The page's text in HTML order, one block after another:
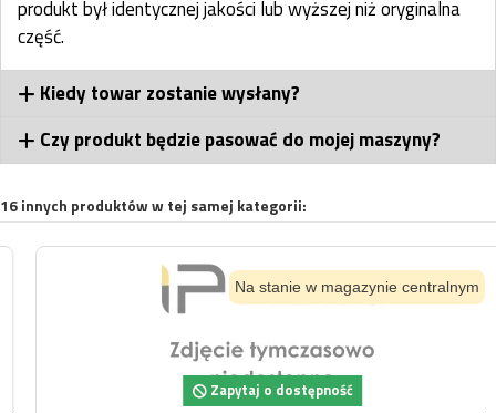
produkt był identycznej jakości lub wyższej niż oryginalna
część.
Kiedy towar zostanie wysłany?
Czy produkt będzie pasować do mojej maszyny?
16 innych produktów w tej samej kategorii:
Na stanie w magazynie centralnym
Zapytaj o dostępność